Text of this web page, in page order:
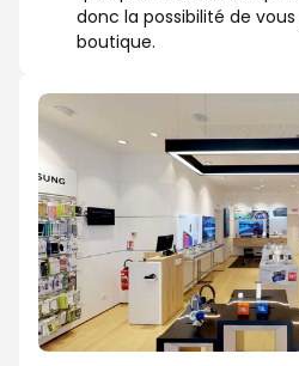
donc la possibilité de
boutique.